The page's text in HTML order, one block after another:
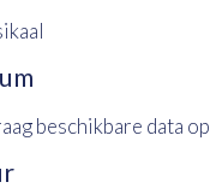
beschikbare data op